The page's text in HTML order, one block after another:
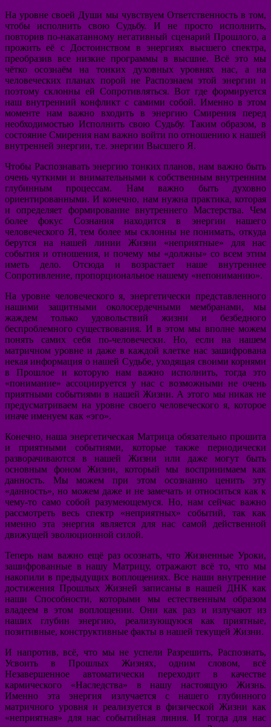
На уровне своей Души мы чувствуем Ответственность в том,
чтобы исполнить свою Судьбу. И не просто исполнить,
повторив по-накатанному негативный сценарий Прошлого, а
прожить её с Достоинством в энергиях высшего спектра,
преобразив все низкие программы в высшие. Всё это мы
чётко осознаём на тонких духовных уровнях нас, а на
человеческих планах порой не Распознаем этой энергии и
поэтому склонны ей Сопротивляться. Вот где формируется
наш внутренний конфликт с самими собой. Именно в этом
моменте нам важно входить в энергию Смирения перед
необходимостью Исполнить свою Судьбу. Таким образом, в
состояние Смирения нам важно войти по отношению к нашей
внутренней энергии, т.е. энергии Высшего Я.
Чтобы Распознавать энергию тонких планов, нам важно быть
очень чуткими и внимательными к собственным внутренним
глубинным процессам. Нам важно быть духовно
ориентированными. И конечно, нам нужна практика, которая
и определяет формирование внутреннего Мастерства. Чем
более фокус Сознания находится в энергии нашего
человеческого Я, тем более мы склонны не понимать, откуда
берутся на нашей линии Жизни «неприятные» для нас
события и отношения, и почему мы «должны» со всем этим
иметь дело. Отсюда и возрастает наше внутреннее
Сопротивление, пропорциональное нашему «непониманию».
На уровне человеческого я, энергетически представленного
нашими защитными околосердечными мембранами, мы
жаждем только удовольствий жизни и безбедного
беспроблемного существования. И в этом мы вполне можем
понять самих себя по-человечески. Но, если на нашем
матричном уровне и даже в каждой клетке нас зашифрована
некая информация о нашей Судьбе, уходящая своими корнями
в Прошлое и которую нам важно исполнить, тогда это
«понимание» ассоциируется у нас с возможными не очень
приятными событиями в нашей Жизни. А этого мы никак не
предусматриваем на уровне своего человеческого я, которое
иначе именуем как «эго».
Конечно, наша энергетическая Матрица обязательно прошита
и приятными событиями, которые также периодически
разворачиваются в нашей Жизни или даже могут быть
основным фоном Жизни, который мы воспринимаем как
данность. Мы можем при этом осознанно ценить эту
«данность», но можем даже и не замечать и относиться как к
чему-то само собой разумеющемуся. Но, нам сейчас важно
рассмотреть весь спектр «неприятных» событий, так как
именно эта энергия является для нас самой действенной
движущей эволюционной силой.
Теперь нам важно ещё раз осознать, что Жизненные Уроки,
зашифрованные в нашу Матрицу, отражают всё то, что мы
накопили в предыдущих воплощениях. Все наши внутренние
достижения Прошлых Жизней записаны в нашей ДНК как
наши Способности, которыми мы естественным образом
владеем в этом воплощении. Они как раз и излучают из
наших глубин энергию, реализующуюся как приятные,
позитивные, конструктивные факты в нашей текущей Жизни.
И напротив, всё, что мы не успели Разрешить, Распознать,
Усвоить в Прошлых Жизнях, одним словом, всё
Незавершенное автоматически переходит в качестве
кармического «Наследства» в нашу настоящую Жизнь.
Именно эта энергия излучается с нашего глубинного
матричного уровня и реализуется в физической Жизни как
«неприятная» для нас событийная линия. И тогда для нас